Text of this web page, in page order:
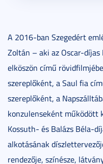
A 2016-ban Szegedért
Zoltán – aki az Oscar-díjas
elköszön című
szereplőként, a Saul fia
szereplőként, a
konzulenseként működött
Kossuth- és Balázs Béla-
alkotásának
rendezője, színésze,